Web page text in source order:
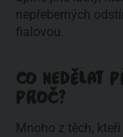
nepřeberných
fialovou.
CO NEDĚLAT
PROČ?
Mnoho z těch,